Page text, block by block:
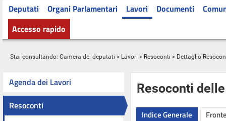
Deputati Organi Parlamentari Lavori Documenti
Accesso rapido
Stai consultando: Camera dei deputati > Lavori > Resoconti > Dettaglio
Agenda dei Lavori
Resoconti
Resoconti
Indice Generale